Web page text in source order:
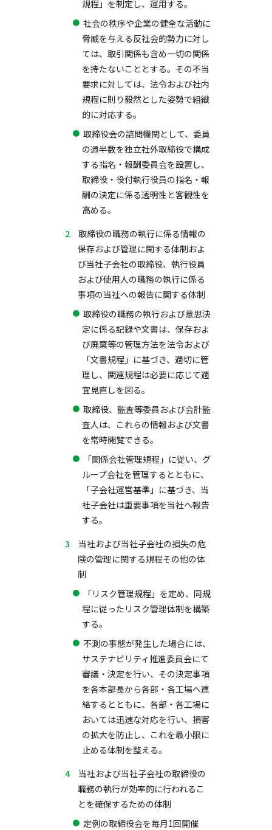
規程」を制定し、運用する。
社会の秩序や企業の健全な活動に
脅威を与える反社会的勢力に対し
ては、取引関係も含め一切の関係
を持たないこととする。その不当
要求に対しては、法令および社内
規程に則り毅然とした姿勢で組織
的に対応する。
取締役会の諮問機関として、委員
の過半数を独立社外取締役で構成
する指名・報酬委員会を設置し、
取締役・役付執行役員の指名・報
酬の決定に係る透明性と客観性を
高める。
取締役の職務の執行に係る情報の
保存および管理に関する体制およ
び当社子会社の取締役、執行役員
および使用人の職務の執行に係る
事項の当社への報告に関する体制
取締役の職務の執行および意思決
定に係る記録や文書は、保存およ
び廃棄等の管理方法を法令および
「文書規程」に基づき、適切に管
理し、関連規程は必要に応じて適
宜見直しを図る。
取締役、監査等委員および会計監
査人は、これらの情報および文書
を常時閲覧できる。
「関係会社管理規程」に従い、グ
ループ会社を管理するとともに、
「子会社運営基準」に基づき、当
社子会社は重要事項を当社へ報告
する。
当社および当社子会社の損失の危
険の管理に関する規程その他の体
制
「リスク管理規程」を定め、同規
程に従ったリスク管理体制を構築
する。
不測の事態が発生した場合には、
サステナビリティ推進委員会にて
審議・決定を行い、その決定事項
を各本部長から各部・各工場へ連
絡するとともに、各部・各工場に
おいては迅速な対応を行い、損害
の拡大を防止し、これを最小限に
止める体制を整える。
当社および当社子会社の取締役の
職務の執行が効率的に行われるこ
とを確保するための体制
定例の取締役会を毎月1回開催